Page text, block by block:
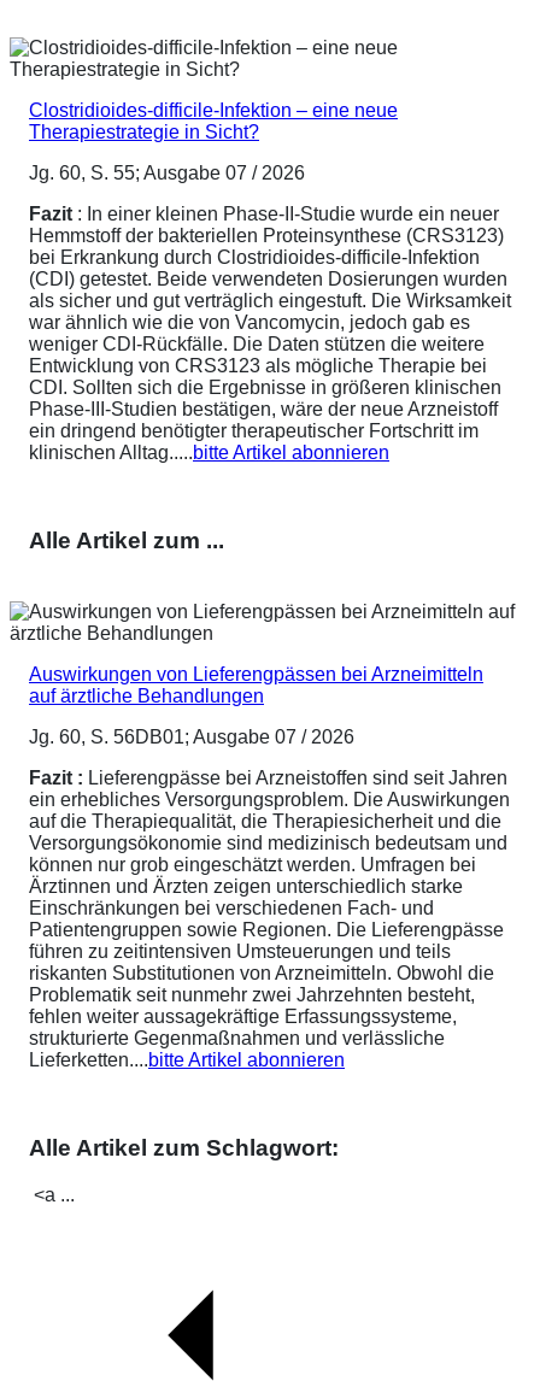
Clostridioides-difficile-Infektion – eine neue
Therapiestrategie in Sicht?
Jg. 60, S. 55; Ausgabe 07 / 2026
Fazit : In einer kleinen Phase-II-Studie wurde ein neuer
Hemmstoff der bakteriellen Proteinsynthese (CRS3123)
bei Erkrankung durch Clostridioides-difficile-Infektion
(CDI) getestet. Beide verwendeten Dosierungen wurden
als sicher und gut verträglich eingestuft. Die Wirksamkeit
war ähnlich wie die von Vancomycin, jedoch gab es
weniger CDI-Rückfälle. Die Daten stützen die weitere
Entwicklung von CRS3123 als mögliche Therapie bei
CDI. Sollten sich die Ergebnisse in größeren klinischen
Phase-III-Studien bestätigen, wäre der neue Arzneistoff
ein dringend benötigter therapeutischer Fortschritt im
klinischen Alltag.....bitte Artikel abonnieren
Alle Artikel zum ...
Auswirkungen von Lieferengpässen bei Arzneimitteln
auf ärztliche Behandlungen
Jg. 60, S. 56DB01; Ausgabe 07 / 2026
Fazit : Lieferengpässe bei Arzneistoffen sind seit Jahren
ein erhebliches Versorgungsproblem. Die Auswirkungen
auf die Therapiequalität, die Therapiesicherheit und die
Versorgungsökonomie sind medizinisch bedeutsam und
können nur grob eingeschätzt werden. Umfragen bei
Ärztinnen und Ärzten zeigen unterschiedlich starke
Einschränkungen bei verschiedenen Fach- und
Patientengruppen sowie Regionen. Die Lieferengpässe
führen zu zeitintensiven Umsteuerungen und teils
riskanten Substitutionen von Arzneimitteln. Obwohl die
Problematik seit nunmehr zwei Jahrzehnten besteht,
fehlen weiter aussagekräftige Erfassungssysteme,
strukturierte Gegenmaßnahmen und verlässliche
Lieferketten....bitte Artikel abonnieren
Alle Artikel zum Schlagwort:
<a ...